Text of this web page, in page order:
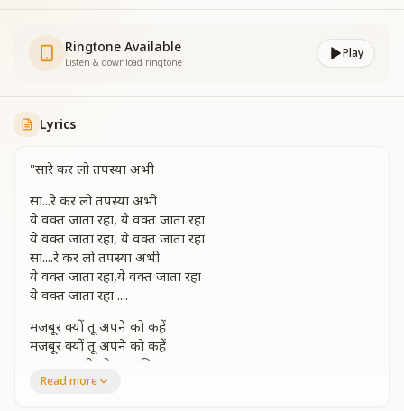
Ringtone Available
Listen & download ringtone
Play
Lyrics
"सारे कर लो तपस्या अभी
सा...रे कर लो तपस्या अभी
ये वक्त जाता रहा, ये वक्त जाता रहा
ये वक्त जाता रहा, ये वक्त जाता रहा
सा....रे कर लो तपस्या अभी
ये वक्त जाता रहा,ये वक्त जाता रहा
ये वक्त जाता रहा ....
मजबूर क्यों तू अपने को कहें
मजबूर क्यों तू अपने को कहें
मजबूत साथी जो बाबा मिला
जाने तू भी तो है सारा, फिर क्यों उलझन में पड़ा
Read more